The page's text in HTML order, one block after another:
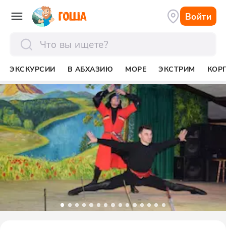
Войти
ЭКСКУРСИИ В АБХАЗИЮ МОРЕ ЭКСТРИМ